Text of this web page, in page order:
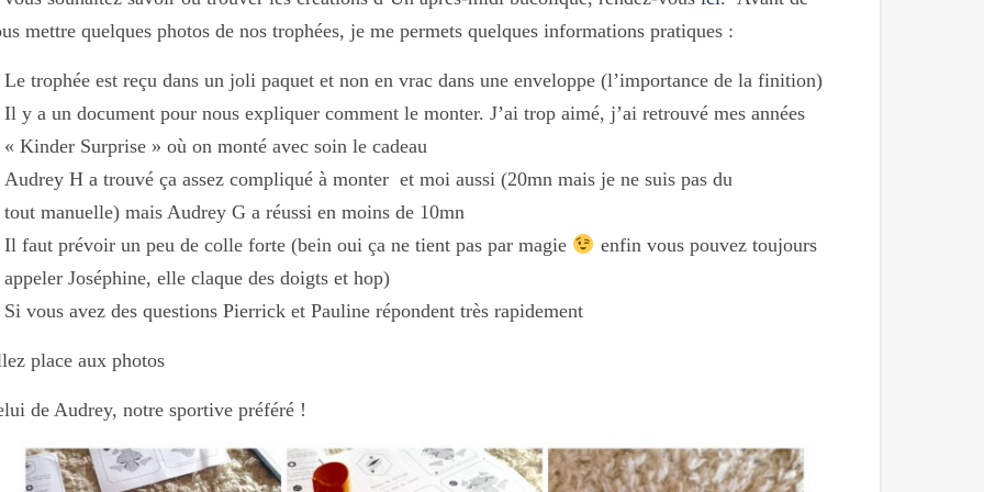
mettre quelques photos de nos trophées, je me permets quelques informations pratiques :
Le trophée est reçu dans un joli paquet et non en vrac dans une enveloppe (l’importance de la finition)
Il y a un document pour nous expliquer comment le monter. J’ai trop aimé, j’ai retrouvé mes années
« Kinder Surprise » où on monté avec soin le cadeau
Audrey H a trouvé ça assez compliqué à monter et moi aussi (20mn mais je ne suis pas du
tout manuelle) mais Audrey G a réussi en moins de 10mn
Il faut prévoir un peu de colle forte (bein oui ça ne tient pas par magie
enfin vous pouvez toujours
appeler Joséphine, elle claque des doigts et hop)
Si vous avez des questions Pierrick et Pauline répondent très rapidement
place aux photos
de Audrey, notre sportive préféré !